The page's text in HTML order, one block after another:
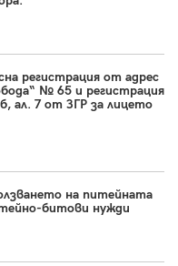
регистрация от адрес
№ 65 и регистрация
ал. 7 от ЗГР за лицето
на питейната
битови нужди